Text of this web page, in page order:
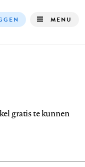
MENU
gratis te kunnen